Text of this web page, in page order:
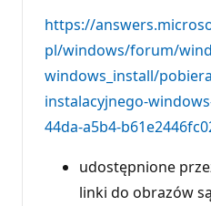
t
y
r
e
p
t
c
https://
pl/windows/forum/
windows_install/
instalacyjnego-
44da-a5b4-
udostępnione
linki do obrazów